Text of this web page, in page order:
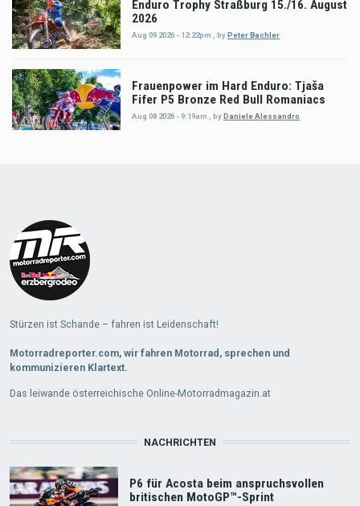
Enduro Trophy Straßburg 15./16. August
2026
Aug 09 2026 - 12:22pm , by Peter Bachler
Frauenpower im Hard Enduro: Tjaša
Fifer P5 Bronze Red Bull Romaniacs
Aug 08 2026 - 9:19am byDaniele Alessandro
Stürzen ist Schande – fahren ist Leidenschaft!
Motorradreporter.com, wir fahren Motorrad, sprechen und
kommunizieren Klartext.
Das leiwande österreichische Online-Motorradmagazin.at
NACHRICHTEN
P6 für Acosta beim anspruchsvollen
britischen MotoGP™-Sprint